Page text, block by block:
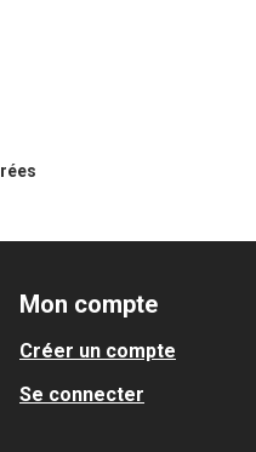
Mon compte
Créer un compte
Se connecter